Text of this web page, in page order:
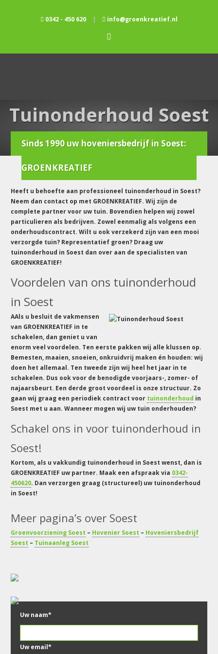
0342 - 450 620 | info@groenkreatief.nl
Tuinonderhoud Soest
Sinds 1990 uw hoveniersbedrijf in Soest:
GROENKREATIEF
Home/Tuinonderhoud
Heeft u behoefte aan professioneel tuinonderhoud in Soest?
Neem dan contact op met GROENKREATIEF. Wij zijn de
complete partner voor uw tuin. Bovendien helpen wij zowel
particulieren als bedrijven. Zowel eenmalig als volgens een
onderhoudscontract. Wilt u ook verzekerd zijn van een mooi
verzorgde tuin? Representatief groen? Draag uw
tuinonderhoud in Soest dan over aan de specialisten van
GROENKREATIEF!
Voordelen van ons tuinonderhoud
in Soest
AAls u besluit de vakmensen
van GROENKREATIEF in te
schakelen, dan geniet u van
enorm veel voordelen. Ten eerste pakken wij alle klussen op.
Bemesten, maaien, snoeien, onkruidvrij maken én houden: wij
doen het allemaal. Ten tweede zijn wij heel het jaar in te
schakelen. Dus ook voor de benodigde voorjaars-, zomer- of
najaarsbeurt. Een derde groot voordeel is onze structuur. Zo
gaan wij graag een periodiek contract voor tuinonderhoud in
Soest met u aan. Wanneer mogen wij uw tuin onderhouden?
Schakel ons in voor tuinonderhoud in
Soest!
Kortom, als u vakkundig tuinonderhoud in Soest wenst, dan is
GROENKREATIEF uw partner. Maak een afspraak via 0342-
450620. Dan verzorgen graag (structureel) uw tuinonderhoud
in Soest!
Meer pagina’s over Soest
Groenvoorziening Soest – Hovenier Soest – Hoveniersbedrijf
Soest – Tuinaanleg Soest
Uw naam*
Uw email*